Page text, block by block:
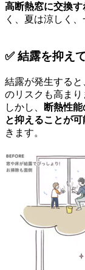
高断熱窓に交換す
く、夏は涼しく
✅結露を抑え
結露が発生すると
のリスクも高まり
しかし、
断熱性
と抑えることが可
きます。